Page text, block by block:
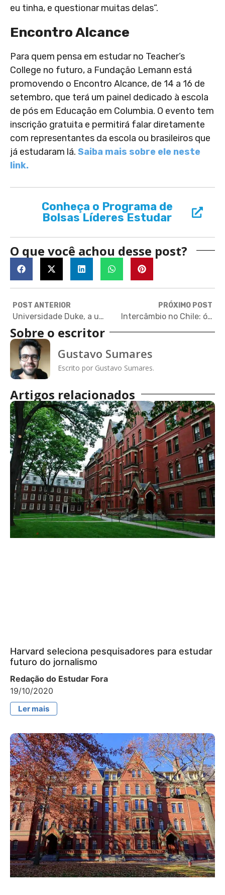
eu tinha, e questionar muitas delas”.
Encontro Alcance
Para quem pensa em estudar no Teacher’s
College no futuro, a Fundação Lemann está
promovendo o Encontro Alcance, de 14 a 16 de
setembro, que terá um painel dedicado à escola
de pós em Educação em Columbia. O evento tem
inscrição gratuita e permitirá falar diretamente
com representantes da escola ou brasileiros que
já estudaram lá. Saiba mais sobre ele neste
link.
Conheça o Programa de
Bolsas Líderes Estudar
O que você achou desse post?
POST ANTERIOR
Universidade Duke, a universidade onde foi criada a primeira capa da invisibilidade do mundo
PRÓXIMO POST
Intercâmbio no Chile: ótimas universidades e boa qualidade de vida
Sobre o escritor
Gustavo Sumares
Escrito por Gustavo Sumares.
Artigos relacionados
Harvard seleciona pesquisadores para estudar
futuro do jornalismo
Redação do Estudar Fora
19/10/2020
Ler mais